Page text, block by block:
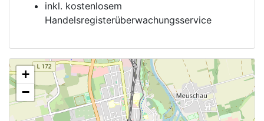
inkl. kostenlosem
Handelsregisterüberwachungsservice
+
−